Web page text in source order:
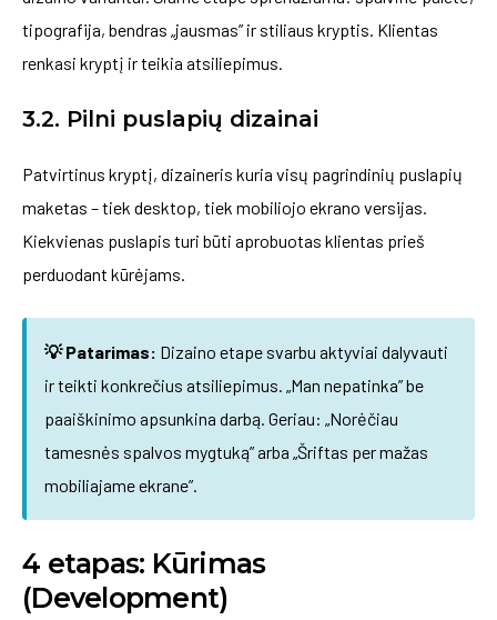
tipografija, bendras „jausmas” ir stiliaus kryptis. Klientas
renkasi kryptį ir teikia atsiliepimus.
3.2. Pilni puslapių dizainai
Patvirtinus kryptį, dizaineris kuria visų pagrindinių puslapių
maketas – tiek desktop, tiek mobiliojo ekrano versijas.
Kiekvienas puslapis turi būti aprobuotas klientas prieš
perduodant kūrėjams.
💡 Patarimas: Dizaino etape svarbu aktyviai dalyvauti
ir teikti konkrečius atsiliepimus. „Man nepatinka” be
paaiškinimo apsunkina darbą. Geriau: „Norėčiau
tamesnės spalvos mygtuką” arba „Šriftas per mažas
mobiliajame ekrane”.
4 etapas: Kūrimas
(Development)